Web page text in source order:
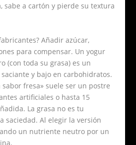
sabe a cartón y pierde su textura
Añadir azúcar,
para compensar. Un yogur
(con toda su grasa) es un
y bajo en carbohidratos.
sabor fresa» suele ser un postre
artificiales o hasta 15
La grasa no es tu
saciedad. Al elegir la versión
un nutriente neutro por un